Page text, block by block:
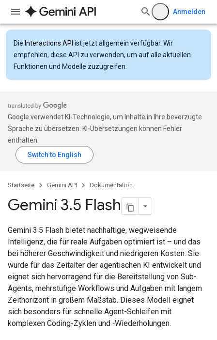
Anmelden
Die Interactions API ist jetzt allgemein verfügbar. Wir
empfehlen, diese API zu verwenden, um auf alle aktuellen
Funktionen und Modelle zuzugreifen.
Google verwendet KI-Technologie, um Inhalte in Ihre bevorzugte
Sprache zu übersetzen. KI-Übersetzungen können Fehler
enthalten.
Startseite Gemini API Dokumentation
Gemini 3.5 Flash
Gemini 3.5 Flash bietet nachhaltige, wegweisende
Intelligenz, die für reale Aufgaben optimiert ist – und das
bei höherer Geschwindigkeit und niedrigeren Kosten. Sie
wurde für das Zeitalter der agentischen KI entwickelt und
eignet sich hervorragend für die Bereitstellung von Sub-
Agents, mehrstufige Workflows und Aufgaben mit langem
Zeithorizont in großem Maßstab. Dieses Modell eignet
sich besonders für schnelle Agent-Schleifen mit
komplexen Coding-Zyklen und ‑Wiederholungen.